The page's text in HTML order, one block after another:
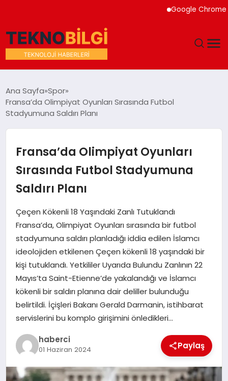
Google Chrome
DÜNYA
MAGAZIN
SAĞLIK
SIYASET
SPOR
TEKNOLOJI
YAŞAM
Ana Sayfa Spor
Fransa’da Olimpiyat Oyunları Sırasında Futbol
Stadyumuna Saldırı Planı
Fransa’da Olimpiyat Oyunları
Sırasında Futbol Stadyumuna
Saldırı Planı
Çeçen Kökenli 18 Yaşındaki Zanlı Tutuklandı
Fransa’da, Olimpiyat Oyunları sırasında bir futbol
stadyumuna saldırı planladığı iddia edilen İslamcı
ideolojiden etkilenen Çeçen kökenli 18 yaşındaki bir
kişi tutuklandı. Yetkililer Uyarıda Bulundu Zanlının 22
Mayıs’ta Saint-Etienne’de yakalandığı ve İslamcı
kökenli bir saldırı planına dair deliller bulunduğu
belirtildi. İçişleri Bakanı Gerald Darmanin, istihbarat
servislerini bu komplo girişimini önledikleri…
haberci
01 Haziran 2024 Paylaş